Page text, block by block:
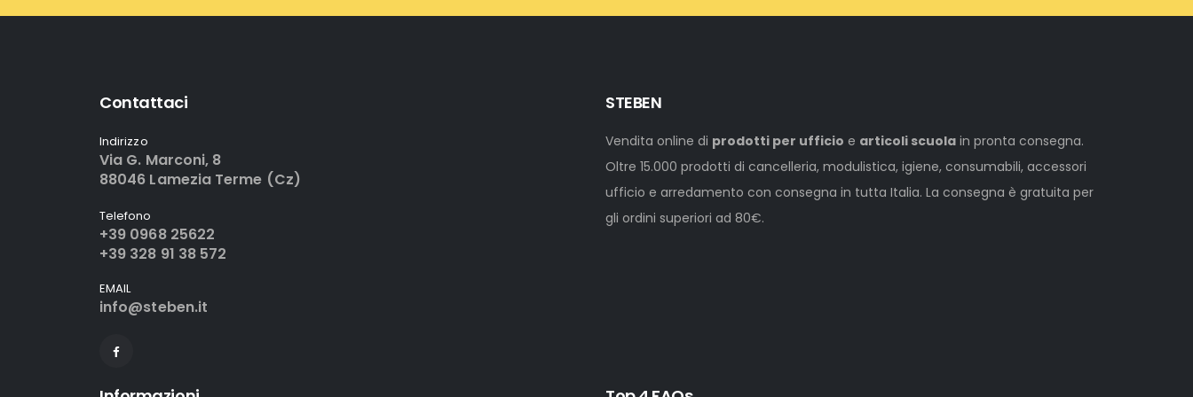
Contattaci
Indirizzo
Via G. Marconi, 8
88046 Lamezia Terme (Cz)
Telefono
+39 0968 25622
+39 328 91 38 572
EMAIL
info@steben.it
STEBEN
Vendita online di prodotti per ufficio e articoli scuola in pronta consegna.
Oltre 15.000 prodotti di cancelleria, modulistica, igiene, consumabili, accessori
ufficio e arredamento con consegna in tutta Italia. La consegna è gratuita per
gli ordini superiori ad 80€.